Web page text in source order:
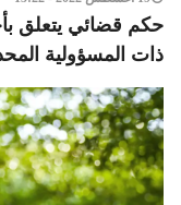
حكم قضائي يتعلق
ذات المسؤولية